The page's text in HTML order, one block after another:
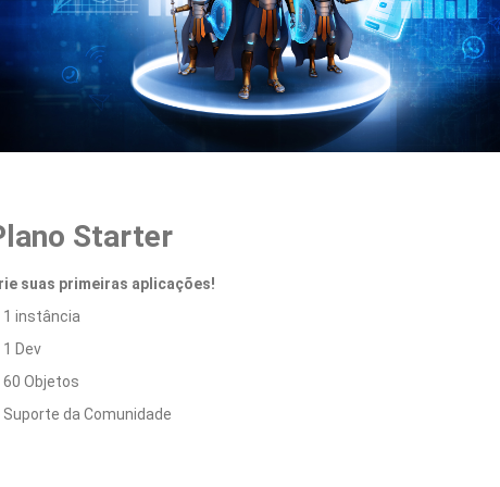
Starter
suas primeiras aplicações!
instância
Dev
Objetos
da Comunidade